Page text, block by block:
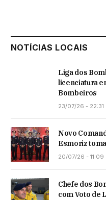
NOTÍCIAS LOCAIS
Liga dos
licenciatura
Bombeiros
23/07/26 - 22:31
Novo
Esmoriz
20/07/26 - 11:09
Chefe dos
com Voto de